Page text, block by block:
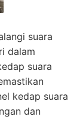
suara
dalam
suara
kedap suara
dan